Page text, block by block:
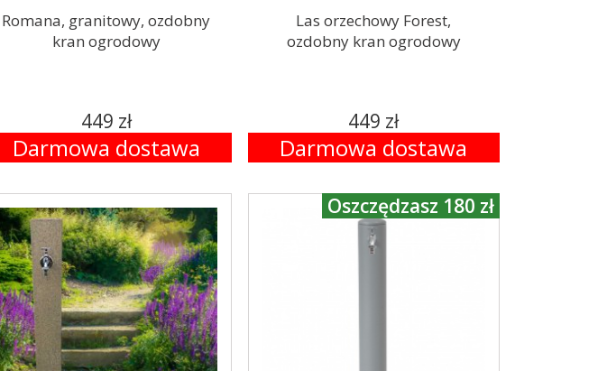
Romana, granitowy, ozdobny
kran ogrodowy
449 zł
Darmowa dostawa
Las orzechowy Forest,
ozdobny kran ogrodowy
449 zł
Darmowa dostawa
Oszczędzasz 180 zł